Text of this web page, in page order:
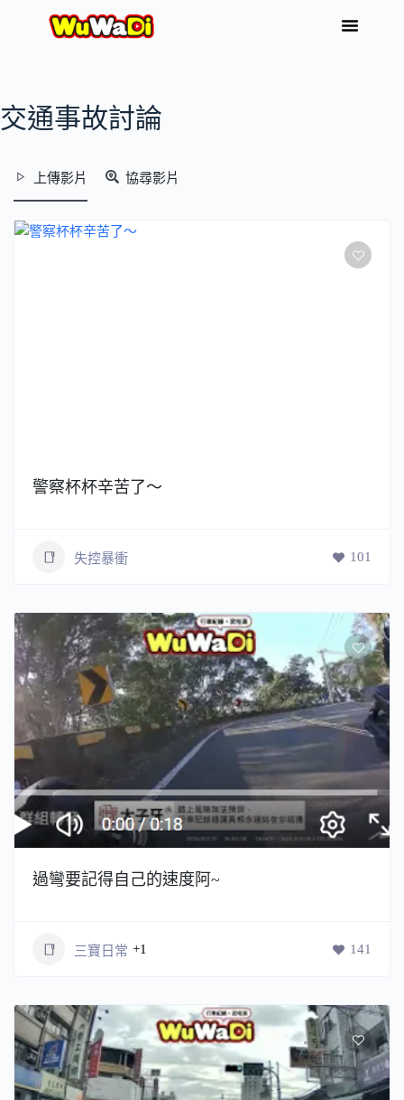
交通事故討論
上傳影片 協尋影片
警察杯杯辛苦了～
失控暴衝 101
過彎要記得自己的速度阿~
三寶日常 +1 141